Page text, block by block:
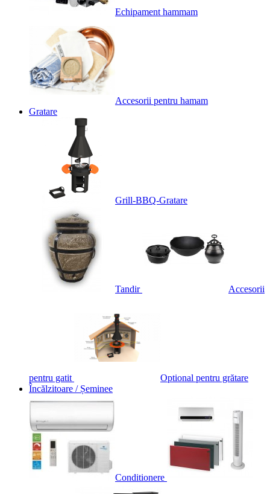
Echipament hammam
Accesorii pentru hamam
Gratare
Grill-BBQ-Gratare
Tandir Accesorii
pentru gatit
Optional pentru grătare
Încălzitoare / Șeminee
Conditionere